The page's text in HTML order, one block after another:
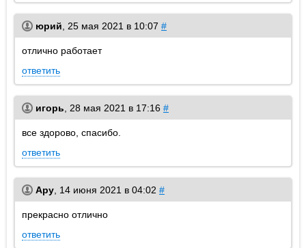
юрий 25 мая 2021 в 10:07 #
отлично работает
ответить
игорь 28 мая 2021 в 17:16 #
все здорово, спасибо.
ответить
Ару 14 июня 2021 в 04:02 #
прекрасно отлично
ответить